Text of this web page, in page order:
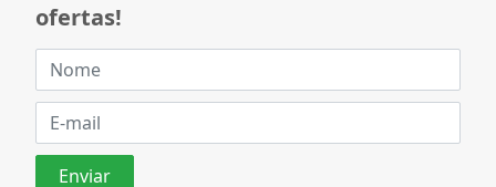
ofertas!